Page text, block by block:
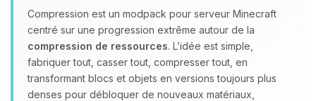
Compression est un modpack pour serveur Minecraft
centré sur une progression extrême autour de la
compression de ressources. L’idée est simple,
fabriquer tout, casser tout, compresser tout, en
transformant blocs et objets en versions toujours plus
denses pour débloquer de nouveaux matériaux,